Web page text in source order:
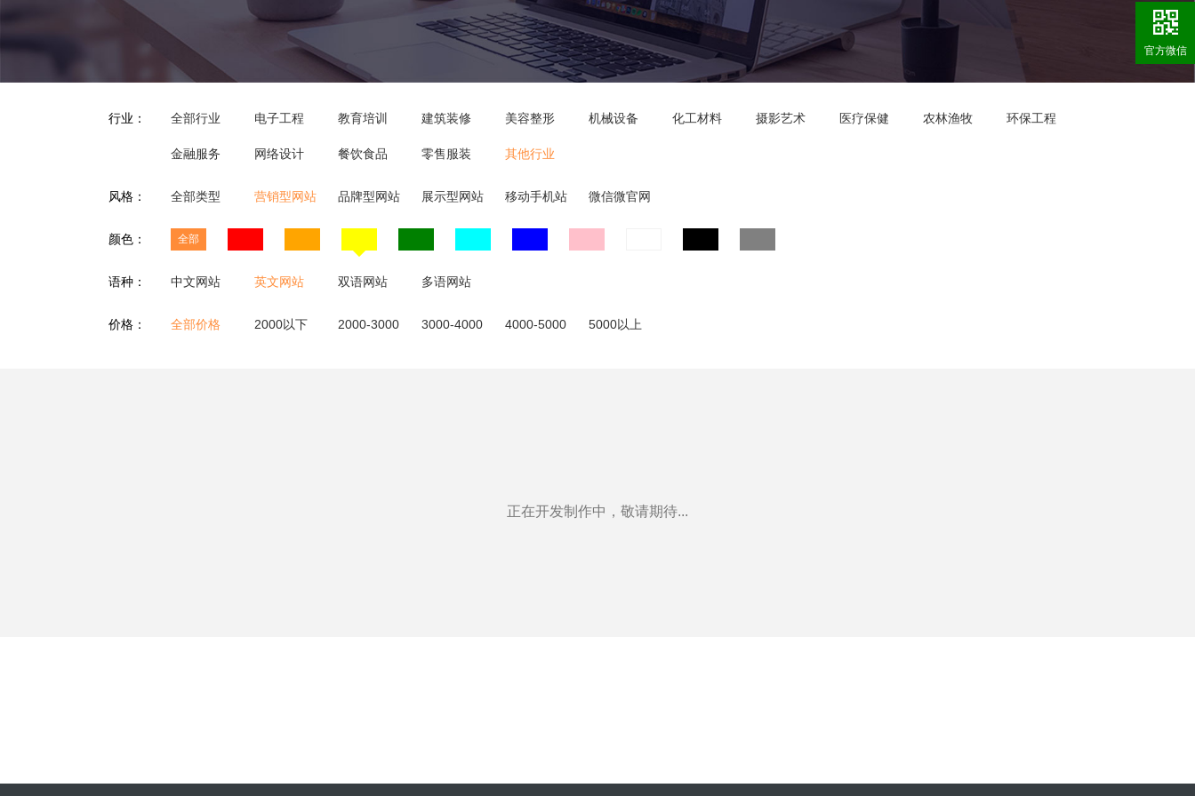
行业： 全部行业 电子工程 教育培训 建筑装修 美容整形 机械设备 化工材料 摄影艺术 医疗保健 农林渔牧 环保工程
金融服务 网络设计 餐饮食品 零售服装 其他行业
风格： 全部类型 营销型网站 品牌型网站 展示型网站 移动手机站 微信微官网
颜色： 全部
语种： 中文网站 英文网站 双语网站 多语网站
价格： 全部价格 2000以下 2000-3000 3000-4000 4000-5000 5000以上
正在开发制作中，敬请期待...
官方微信